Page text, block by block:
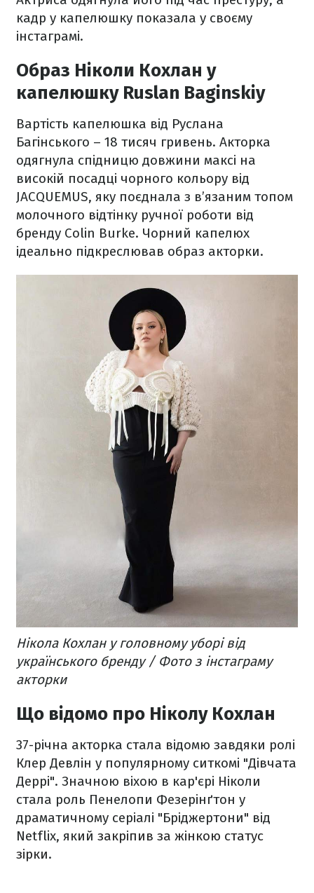
кадр у капелюшку показала у своєму
інстаграмі.
Образ Ніколи Кохлан у
капелюшку Ruslan Baginskiy
Вартість капелюшка від Руслана
Багінського – 18 тисяч гривень. Акторка
одягнула спідницю довжини максі на
високій посадці чорного кольору від
JACQUEMUS, яку поєднала з в’язаним топом
молочного відтінку ручної роботи від
бренду Colin Burke. Чорний капелюх
ідеально підкреслював образ акторки.
Нікола Кохлан у головному уборі від
українського бренду / Фото з інстаграму
акторки
Що відомо про Ніколу Кохлан
37-річна акторка стала відомю завдяки ролі
Клер Девлін у популярному ситкомі "Дівчата
Деррі". Значною віхою в кар'єрі Ніколи
стала роль Пенелопи Фезерінґтон у
драматичному серіалі "Бріджертони" від
Netflix, який закріпив за жінкою статус
зірки.